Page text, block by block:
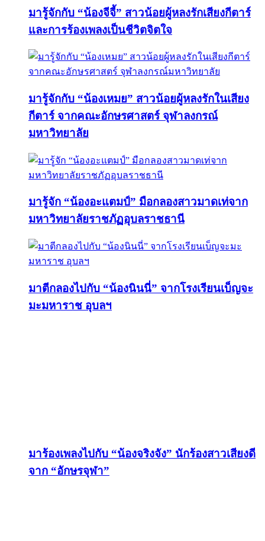
มารู้จักกับ “น้องจีจี้” สาวน้อยผู้หลงรักเสียงกีตาร์
และการร้องเพลงเป็นชีวิตจิตใจ
มารู้จักกับ “น้องเหมย” สาวน้อยผู้หลงรักในเสียง
กีตาร์ จากคณะอักษรศาสตร์ จุฬาลงกรณ์
มหาวิทยาลัย
มารู้จัก “น้องอะแตมป์” มือกลองสาวมาดเท่จาก
มหาวิทยาลัยราชภัฏอุบลราชธานี
มาตีกลองไปกับ “น้องนินนี่” จากโรงเรียนเบ็ญจะ
มะมหาราช อุบลฯ
มาร้องเพลงไปกับ “น้องจริงจัง” นักร้องสาวเสียงดี
จาก “อักษรจุฬา”